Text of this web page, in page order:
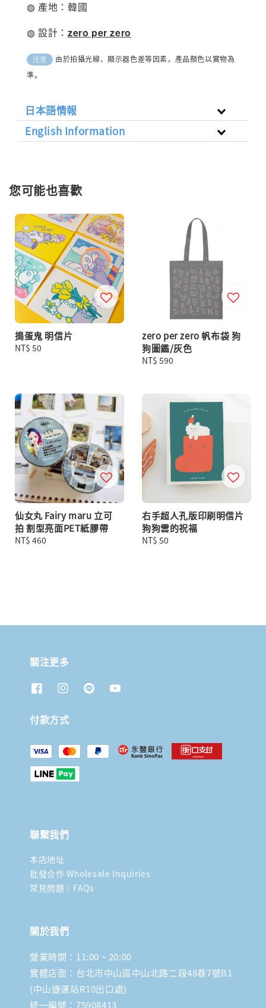
◍ 產地：韓國
◍ 設計： zero per zero
注意
由於拍攝光線、顯示器色差等因素，產品顏色以實物為
準。
日本語情報
English Information
您可能也喜歡
搗蛋鬼 明信片
Regular
NT$ 50
zero per zero 帆布袋 狗
狗圖鑑/灰色
Regular
NT$ 590
仙女丸 Fairy maru 立可
拍 割型亮面PET紙膠帶
Regular
NT$ 460
右手超人孔版印刷明信片
狗狗雲的祝福
Regular
NT$ 50
關注更多
付款方式
聯繫我們
本店地址
批發合作 Wholesale Inquiries
常見問題｜FAQs
關於我們
營業時間：11:00 ~ 20:00
實體店面：台北市中山區中山北路二段48巷7號B1
(中山捷運站R10出口處)
統一編號：75908413